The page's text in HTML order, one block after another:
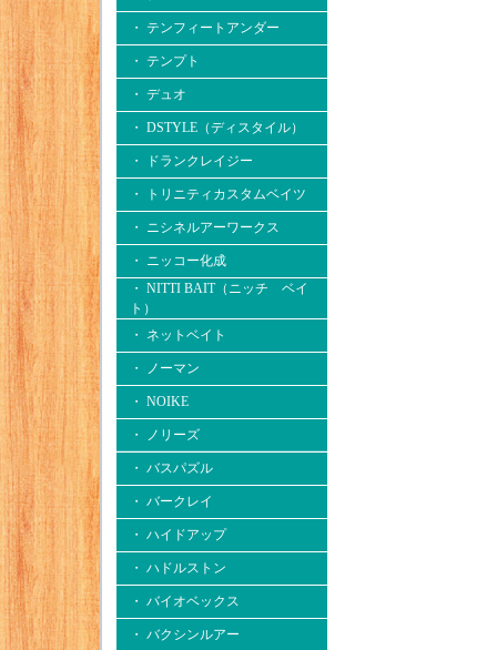
・ テンフィートアンダー
・ テンプト
・ デュオ
・ DSTYLE（ディスタイル）
・ ドランクレイジー
・ トリニティカスタムベイツ
・ ニシネルアーワークス
・ ニッコー化成
・ NITTI BAIT（ニッチ ベイ
ト）
・ ネットベイト
・ ノーマン
・ NOIKE
・ ノリーズ
・ バスパズル
・ バークレイ
・ ハイドアップ
・ ハドルストン
・ バイオベックス
・ バクシンルアー